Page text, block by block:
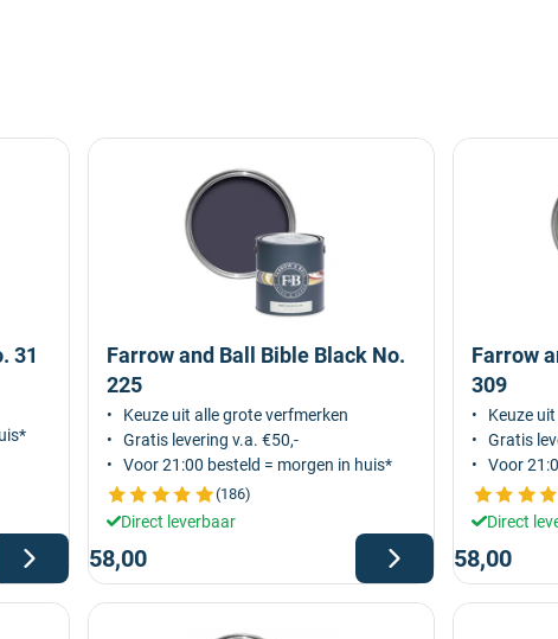
31
Farrow and Ball Bible Black No.
225
Keuze uit alle grote verfmerken
Gratis levering v.a. €50,-
Voor 21:00 besteld = morgen in huis*
(186)
Direct leverbaar
58,00
Farrow
309
Keuze
Gratis
Voor
Direct
58,00